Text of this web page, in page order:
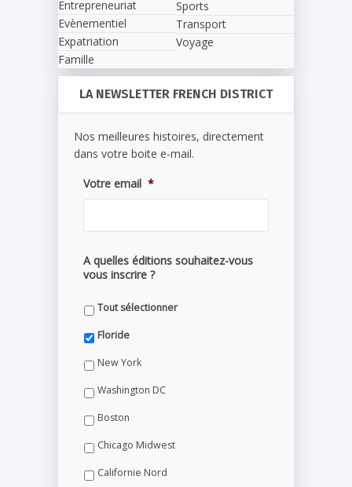
Entrepreneuriat
Evènementiel
Expatriation
Famille
Sports
Transport
Voyage
LA NEWSLETTER FRENCH DISTRICT
Nos meilleures histoires, directement
dans votre boite e-mail.
Votre email *
A quelles éditions souhaitez-vous
vous inscrire ?
Tout sélectionner
Floride
New York
Washington DC
Boston
Chicago Midwest
Californie Nord